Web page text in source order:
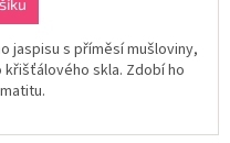
jaspisu s příměsí mušloviny,
skla. Zdobí ho